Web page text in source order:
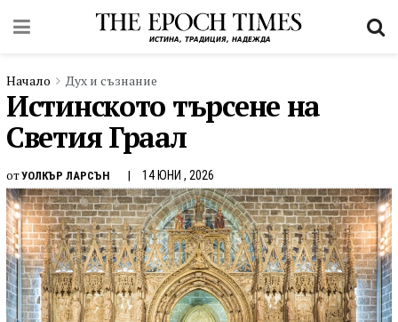
Начало Дух и съзнание
Истинското търсене на
Светия Граал
отУОЛКЪР ЛАРСЪН 14 ЮНИ , 2026